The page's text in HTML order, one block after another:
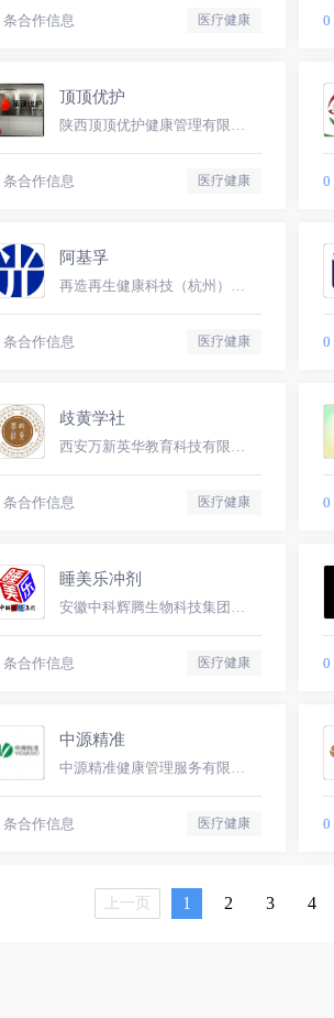
条合作信息 医疗健康 0
顶顶优护
陕西顶顶优护健康管理有限公司
条合作信息 医疗健康 0
阿基孚
再造再生健康科技（杭州）有限公司
条合作信息 医疗健康 0
歧黄学社
西安万新英华教育科技有限公司
条合作信息 医疗健康 0
睡美乐冲剂
安徽中科辉腾生物科技集团有限公司
条合作信息 医疗健康 0
中源精准
中源精准健康管理服务有限公司
条合作信息 医疗健康 0
上一页 1 2 3 4